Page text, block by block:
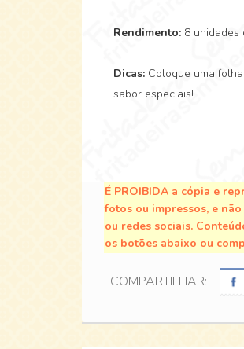
Rendimento:8 unidades
Dicas:Coloque uma folha
sabor especiais!
É PROIBIDA a cópia e
fotos ou impressos, e
ou redes sociais.
os botões abaixo ou
COMPARTILHAR: